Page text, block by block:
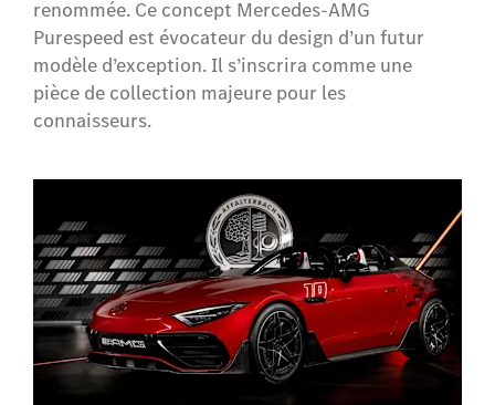
renommée. ​ Ce concept Mercedes-AMG
Purespeed est évocateur du design d’un futur
modèle d’exception. Il s’inscrira comme une
pièce de collection majeure pour les
connaisseurs.